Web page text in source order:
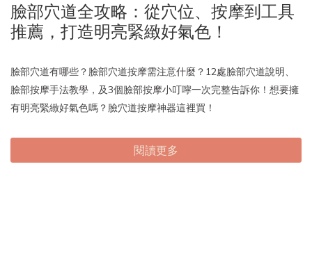
臉部穴道全攻略：從穴位、按摩到工具
推薦，打造明亮緊緻好氣色！
臉部穴道有哪些？臉部穴道按摩需注意什麼？12處臉部穴道說明、
臉部按摩手法教學，及3個臉部按摩小叮嚀一次完整告訴你！想要擁
有明亮緊緻好氣色嗎？臉穴道按摩神器這裡買！
閱讀更多